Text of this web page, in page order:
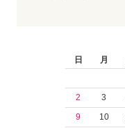
日
月
2
3
9
10